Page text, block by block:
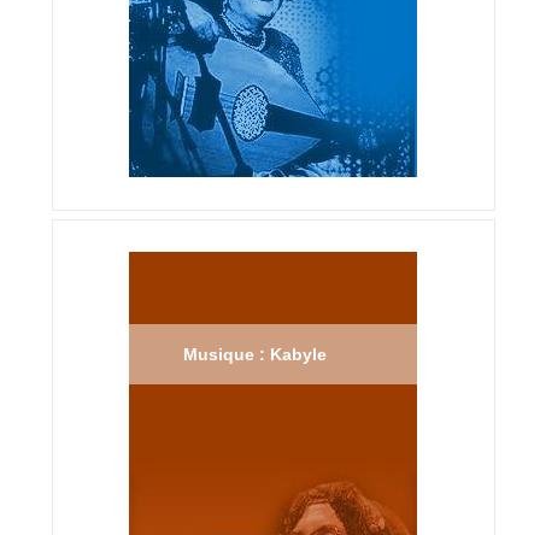
Musique : Kabyle